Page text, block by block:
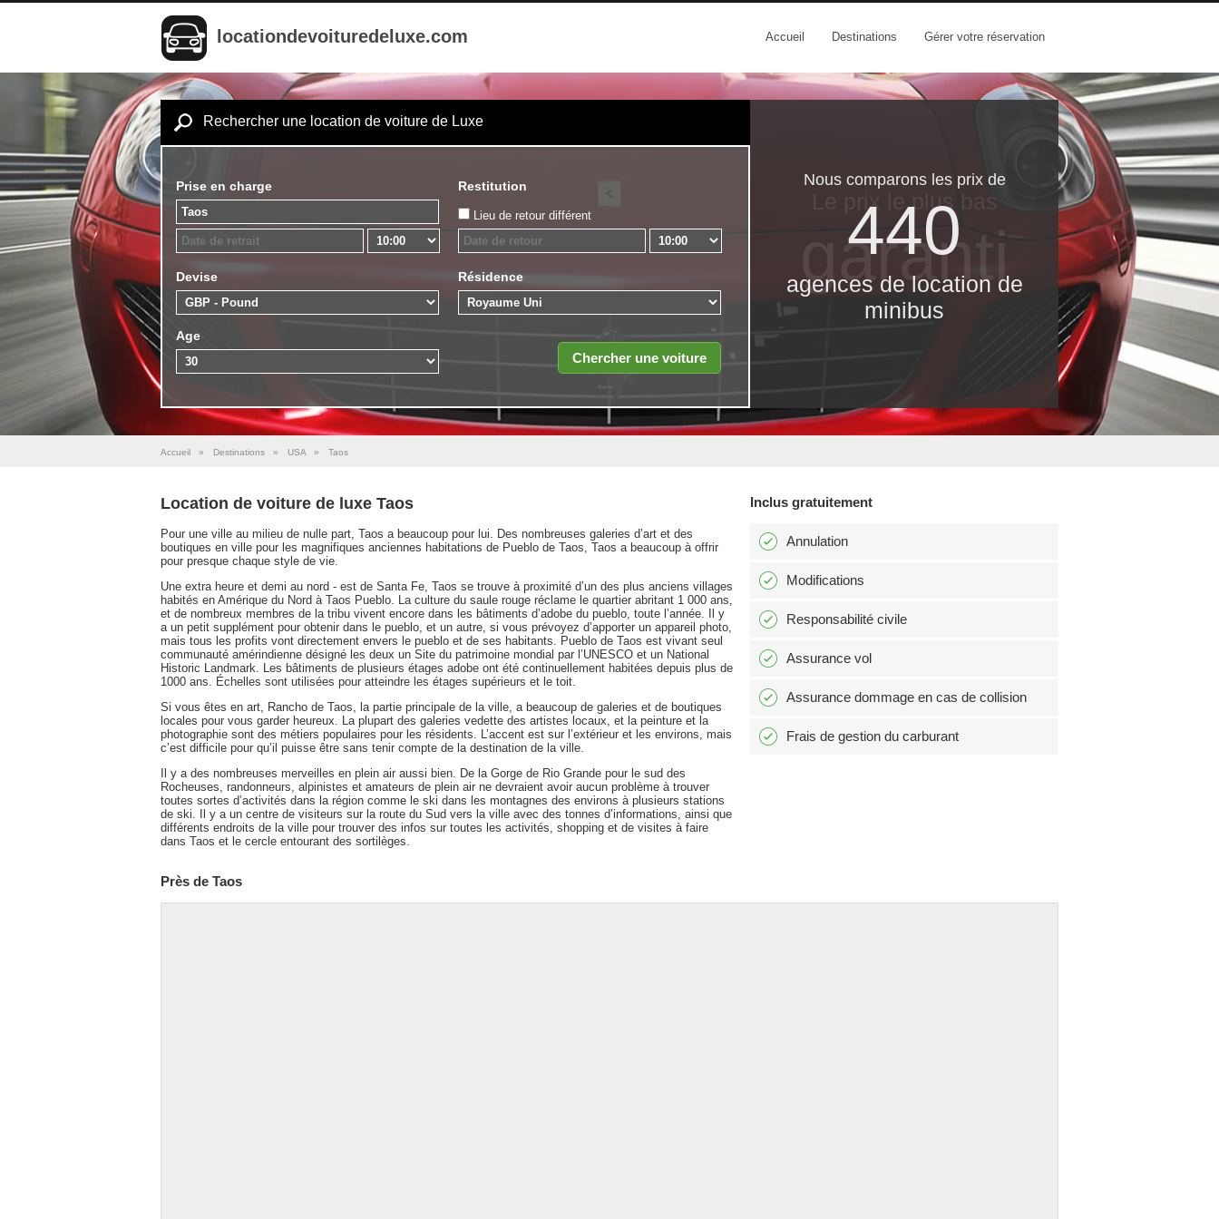
locationdevoituredeluxe.com Accueil Destinations Gérer votre réservation
Rechercher une location de voiture de Luxe
Prise en charge Restitution
Lieu de retour différent
Devise Résidence
Age
Nous comparons les prix de
440
agences de location de
minibus
Le prix le​ plus bas
garanti
Accueil » Destinations » USA » Taos
Location de voiture de luxe Taos
Pour une ville au milieu de nulle part, Taos a beaucoup pour lui. Des nombreuses galeries d’art et des
boutiques en ville pour les magnifiques anciennes habitations de Pueblo de Taos, Taos a beaucoup à offrir
pour presque chaque style de vie.
Une extra heure et demi au nord - est de Santa Fe, Taos se trouve à proximité d’un des plus anciens villages
habités en Amérique du Nord à Taos Pueblo. La culture du saule rouge réclame le quartier abritant 1 000 ans,
et de nombreux membres de la tribu vivent encore dans les bâtiments d’adobe du pueblo, toute l’année. Il y
a un petit supplément pour obtenir dans le pueblo, et un autre, si vous prévoyez d’apporter un appareil photo,
mais tous les profits vont directement envers le pueblo et de ses habitants. Pueblo de Taos est vivant seul
communauté amérindienne désigné les deux un Site du patrimoine mondial par l’UNESCO et un National
Historic Landmark. Les bâtiments de plusieurs étages adobe ont été continuellement habitées depuis plus de
1000 ans. Échelles sont utilisées pour atteindre les étages supérieurs et le toit.
Si vous êtes en art, Rancho de Taos, la partie principale de la ville, a beaucoup de galeries et de boutiques
locales pour vous garder heureux. La plupart des galeries vedette des artistes locaux, et la peinture et la
photographie sont des métiers populaires pour les résidents. L’accent est sur l’extérieur et les environs, mais
c’est difficile pour qu’il puisse être sans tenir compte de la destination de la ville.
Il y a des nombreuses merveilles en plein air aussi bien. De la Gorge de Rio Grande pour le sud des
Rocheuses, randonneurs, alpinistes et amateurs de plein air ne devraient avoir aucun problème à trouver
toutes sortes d’activités dans la région comme le ski dans les montagnes des environs à plusieurs stations
de ski. Il y a un centre de visiteurs sur la route du Sud vers la ville avec des tonnes d’informations, ainsi que
différents endroits de la ville pour trouver des infos sur toutes les activités, shopping et de visites à faire
dans Taos et le cercle entourant des sortilèges.
Inclus gratuitement
Annulation
Modifications
Responsabilité civile
Assurance vol
Assurance dommage en cas de collision
Frais de gestion du carburant
Près de Taos